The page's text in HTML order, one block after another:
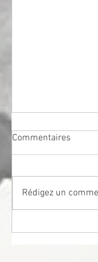
Commentaires
Rédigez un